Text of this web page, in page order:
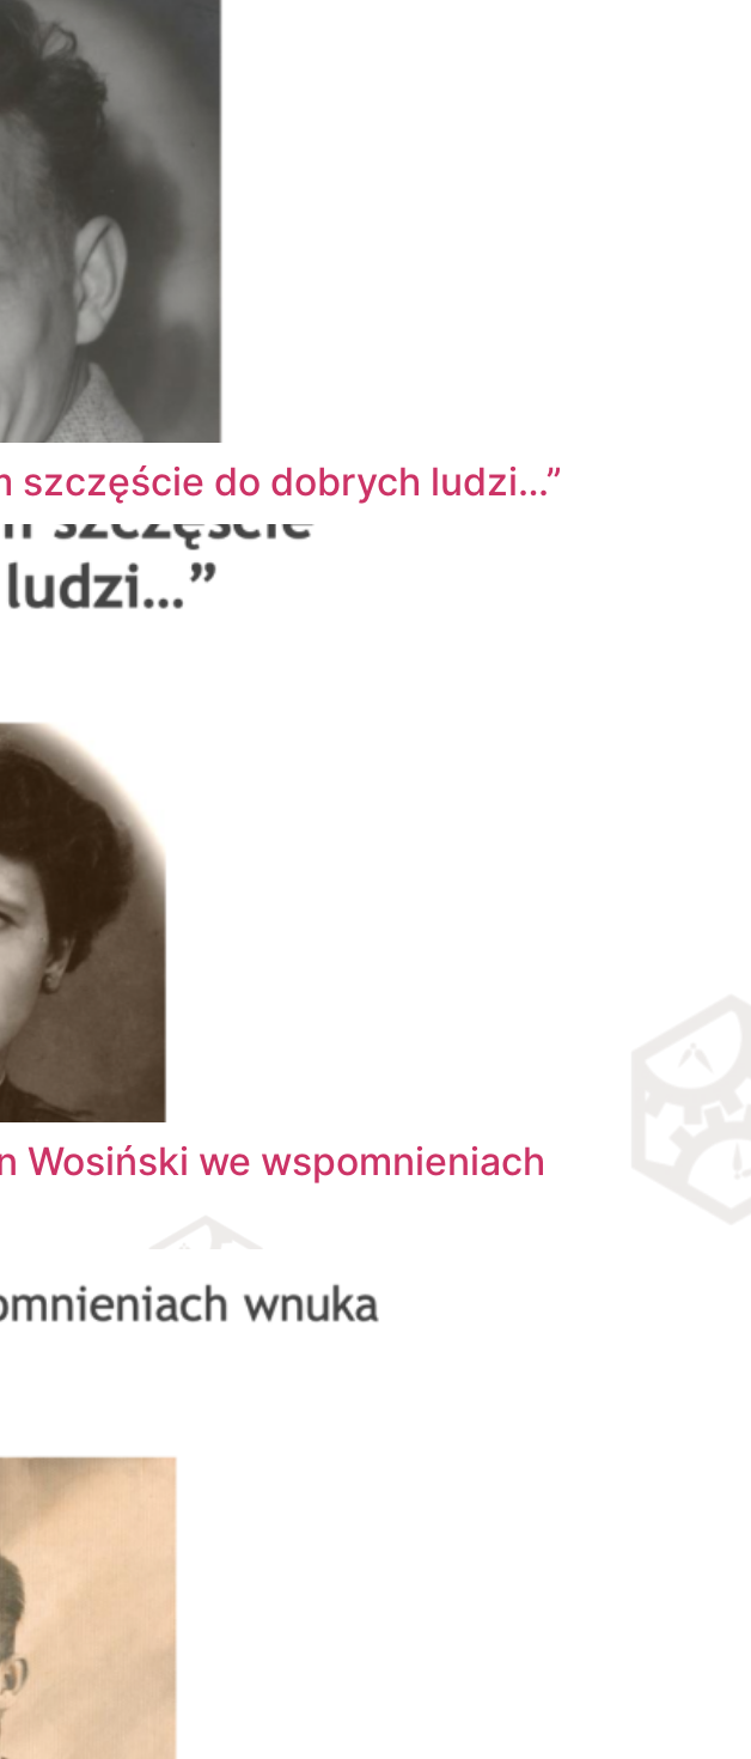
szczęście do dobrych ludzi…”
Wosiński we wspomnieniach